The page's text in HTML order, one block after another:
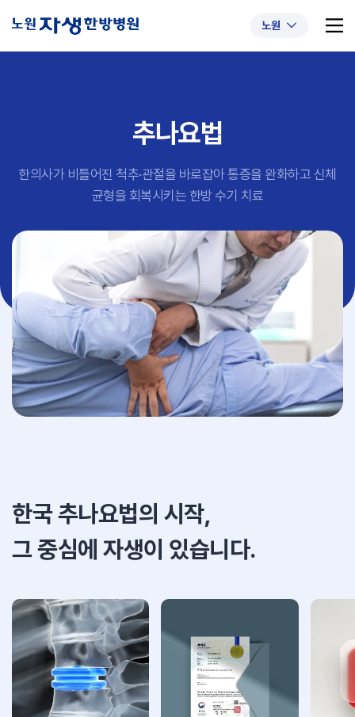
노원
#초음파약침 #척추압박골절
#교통사고후유증 #허리디스크 #목디스크
#추나요법
추나요법
한의사가 비틀어진 척추·관절을 바로잡아 통증을 완화하고 신체
균형을 회복시키는 한방 수기 치료
한국 추나요법의 시작,
그 중심에 자생이 있습니다.